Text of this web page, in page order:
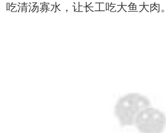
吃清汤寡水，让长工吃大鱼大肉。